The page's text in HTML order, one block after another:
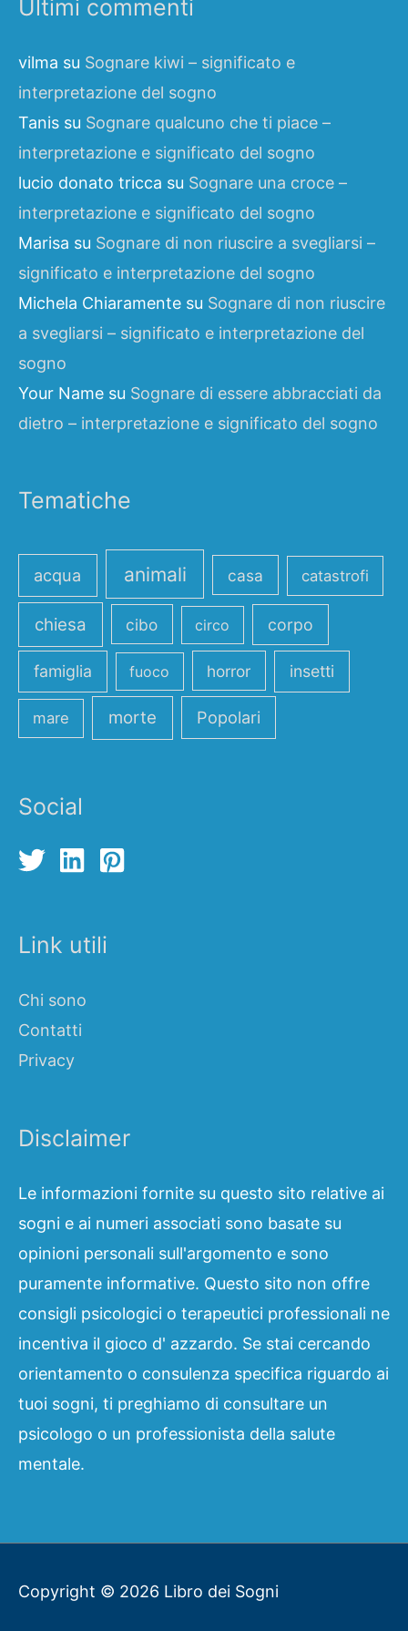
Ultimi commenti
vilma su Sognare kiwi – significato e
interpretazione del sogno
Tanis su Sognare qualcuno che ti piace –
interpretazione e significato del sogno
lucio donato tricca su Sognare una croce –
interpretazione e significato del sogno
Marisa su Sognare di non riuscire a svegliarsi –
significato e interpretazione del sogno
Michela Chiaramente su Sognare di non riuscire
a svegliarsi – significato e interpretazione del
sogno
Your Name su Sognare di essere abbracciati da
dietro – interpretazione e significato del sogno
Tematiche
acqua animali casa catastrofi
chiesa cibo circo corpo
famiglia fuoco horror insetti
mare morte Popolari
Social
Link utili
Chi sono
Contatti
Privacy
Disclaimer
Le informazioni fornite su questo sito relative ai
sogni e ai numeri associati sono basate su
opinioni personali sull'argomento e sono
puramente informative. Questo sito non offre
consigli psicologici o terapeutici professionali ne
incentiva il gioco d' azzardo. Se stai cercando
orientamento o consulenza specifica riguardo ai
tuoi sogni, ti preghiamo di consultare un
psicologo o un professionista della salute
mentale.
Copyright © 2026 Libro dei Sogni